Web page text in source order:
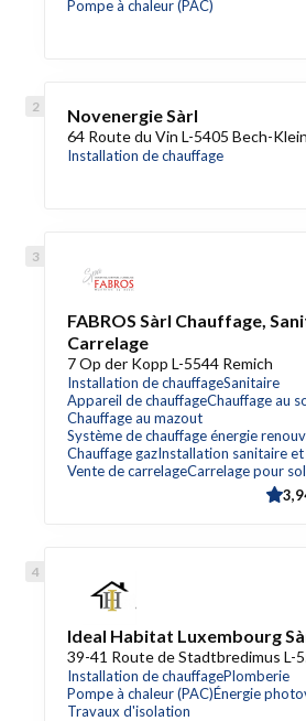
Pompe à chaleur (PAC)
Novenergie Sàrl
64 Route du Vin L-5405 Bech-
Installation de chauffage
FABROS Sàrl Chauffage,
Carrelage
7 Op der Kopp L-5544 Remich
Installation de chauffageSanitaire
Appareil de chauffageChauffage au
Chauffage au mazout
Système de chauffage énergie
Chauffage gazInstallation sanitaire
Vente de carrelageCarrelage pour sol
Ideal Habitat Luxembourg
39-41 Route de Stadtbredimus L-
Installation de chauffagePlomberie
Pompe à chaleur (PAC)Énergie
Travaux d'isolation